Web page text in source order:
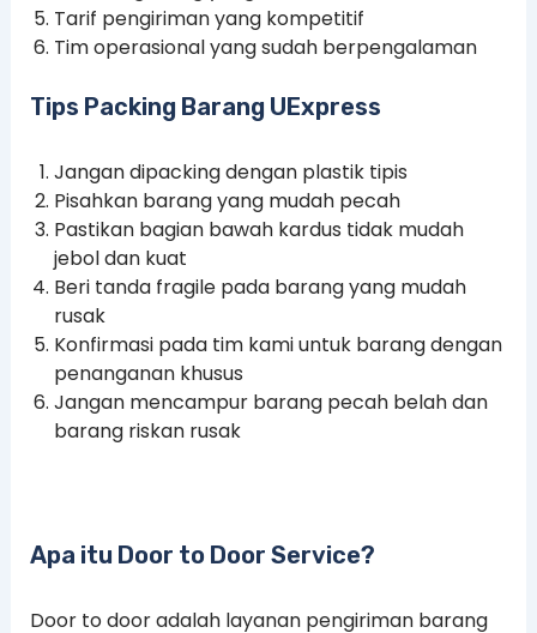
Tarif pengiriman yang kompetitif
Tim operasional yang sudah berpengalaman
Tips Packing Barang UExpress
Jangan dipacking dengan plastik tipis
Pisahkan barang yang mudah pecah
Pastikan bagian bawah kardus tidak mudah
jebol dan kuat
Beri tanda fragile pada barang yang mudah
rusak
Konfirmasi pada tim kami untuk barang dengan
penanganan khusus
Jangan mencampur barang pecah belah dan
barang riskan rusak
Apa itu Door to Door Service?
Door to door adalah layanan pengiriman barang